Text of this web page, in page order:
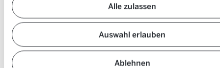
Alle zulassen
Auswahl erlauben
Ablehnen